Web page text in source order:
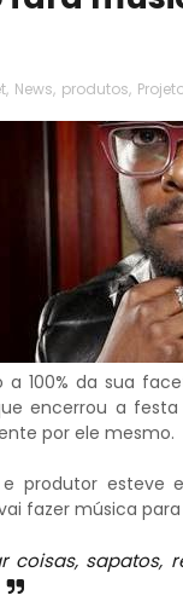
, News, produtos,
100% da sua
encerrou a
por ele mesmo.
produtor esteve
fazer música
coisas, sapatos,